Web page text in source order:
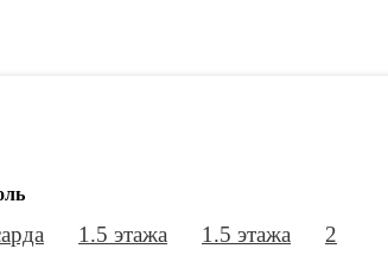
1.5 этажа 1.5 этажа
2